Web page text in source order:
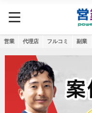
営業 代理店 フルコミ 副業